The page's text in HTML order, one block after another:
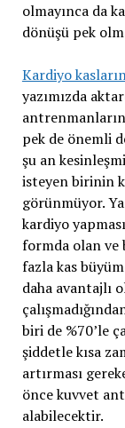
olmayınca da
dönüşü pek
Kardiyo
yazımızda
pek de önemli
şu an
isteyen birinin
görünmüyor.
kardiyo
formda olan ve
fazla kas
daha avantajlı
biri de %70’le
şiddetle kısa
artırması
önce kuvvet
alabilecektir.